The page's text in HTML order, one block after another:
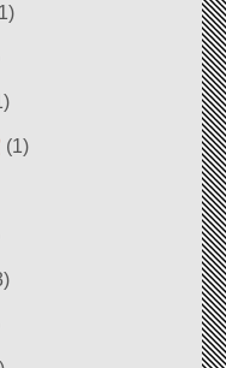
(1)